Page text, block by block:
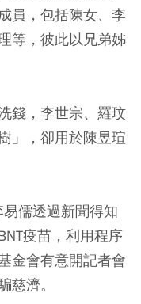
員，包括陳女、李
等，彼此以兄弟姊
錢，李世宗、羅玟
」，卻用於陳昱瑄
儒透過新聞得知
疫苗，利用程序
金會有意開記者會
慈濟。